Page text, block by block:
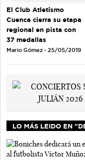
El Club Atletismo
Cuenca cierra su etapa
regional en pista con
37 medallas
Mario Gómez - 25/05/2019
LO MÁS LEIDO EN